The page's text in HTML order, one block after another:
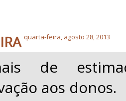
quarta-feira, agosto 28, 2013
de
aos donos.